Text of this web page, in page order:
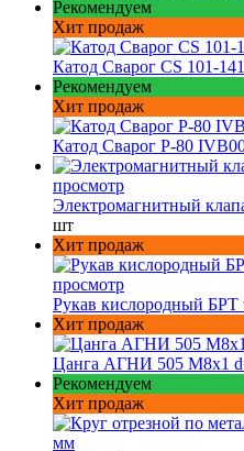
Рекомендуем
Хит продаж
Катод Сварог CS 101-
Рекомендуем
Хит продаж
Катод Сварог P-80
просмотр
Электромагнитный
шт
Хит продаж
просмотр
Рукав кислородный
Хит продаж
Цанга АГНИ 505 М8х1
Рекомендуем
Хит продаж